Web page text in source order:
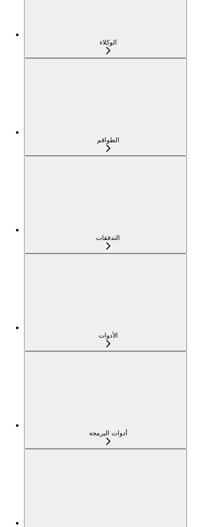
الوكلاء
الطواقم
التدفقات
الأدوات
أدوات البرمجة